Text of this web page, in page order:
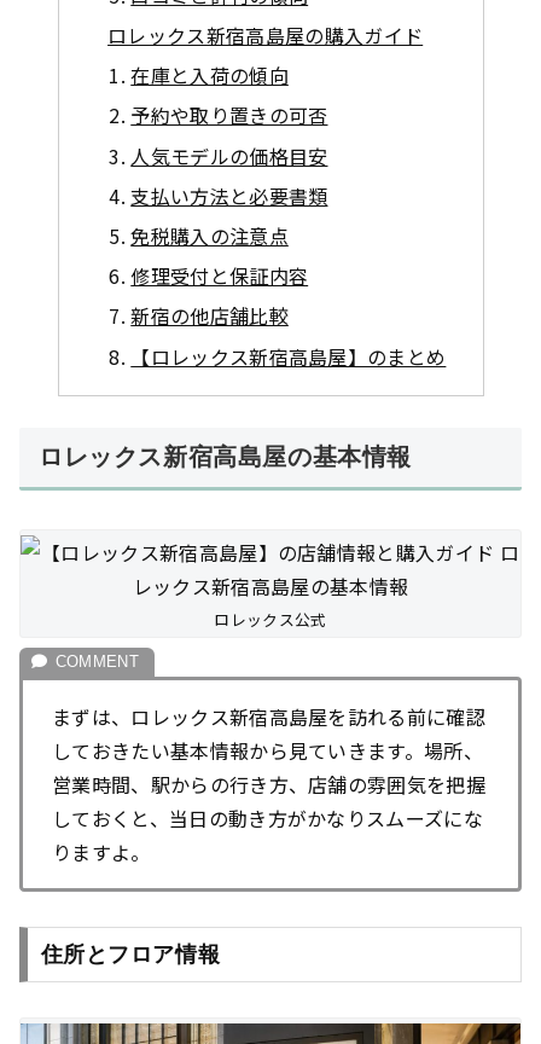
ロレックス新宿高島屋の購入ガイド
在庫と入荷の傾向
予約や取り置きの可否
人気モデルの価格目安
支払い方法と必要書類
免税購入の注意点
修理受付と保証内容
新宿の他店舗比較
【ロレックス新宿高島屋】のまとめ
ロレックス新宿高島屋の基本情報
ロレックス公式
まずは、ロレックス新宿高島屋を訪れる前に確認
しておきたい基本情報から見ていきます。場所、
営業時間、駅からの行き方、店舗の雰囲気を把握
しておくと、当日の動き方がかなりスムーズにな
りますよ。
住所とフロア情報